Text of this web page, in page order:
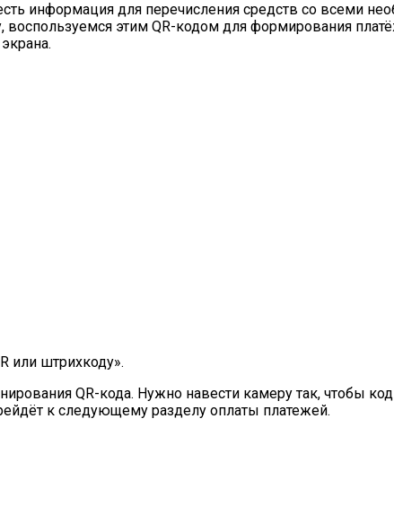
информация для перечисления средств со всеми
этим QR-кодом для формирования
или штрихкоду».
QR-кода. Нужно навести камеру так, чтобы
к следующему разделу оплаты платежей.